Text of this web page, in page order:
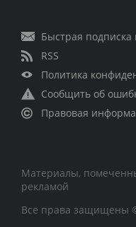
Быстрая подписка
RSS
Политика
Сообщить об
Правовая
Материалы,
рекламой
Все права защищены